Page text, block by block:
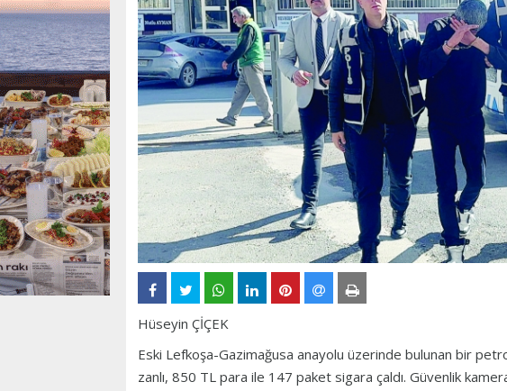
Hüseyin ÇİÇEK
Eski Lefkoşa-Gazimağusa anayolu üzerinde bulunan bir
zanlı, 850 TL para ile 147 paket sigara çaldı. Güvenlik